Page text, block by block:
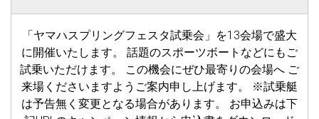
「ヤマハスプリングフェスタ試乗会」を13会場で盛大
に開催いたします。 話題のスポーツボートなどにもご
試乗いただけます。 この機会にぜひ最寄りの会場へ ご
来場くださいますようご案内申し上げます。 ※試乗艇
は予告無く変更となる場合があります。 お申込みは下